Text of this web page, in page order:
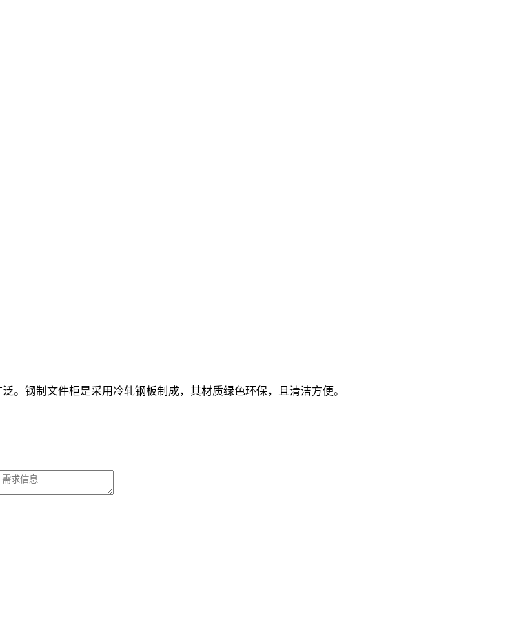
。钢制文件柜是采用冷轧钢板制成，其材质绿色环保，且清洁方便。